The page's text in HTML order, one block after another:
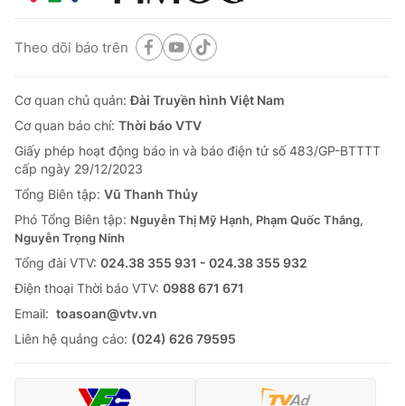
Theo dõi báo trên
Cơ quan chủ quản:Đài Truyền hình Việt Nam
Cơ quan báo chí: Thời báo VTV
Giấy phép hoạt động báo in và báo điện tử số 483/GP-BTTTT
cấp ngày 29/12/2023
Tổng Biên tập: Vũ Thanh Thủy
Phó Tổng Biên tập: Nguyễn Thị Mỹ Hạnh, Phạm Quốc Thắng,
Nguyễn Trọng Ninh
Tổng đài VTV: 024.38 355 931 - 024.38 355 932
Ðiện thoại Thời báo VTV: 0988 671 671
Email: toasoan@vtv.vn
Liên hệ quảng cáo: (024) 626 79595